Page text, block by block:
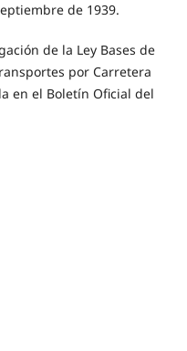
de 1939.
de la Ley Bases de
por Carretera
en el Boletín Oficial del